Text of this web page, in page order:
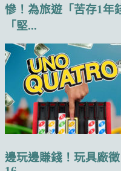
慘！為旅遊「苦存1
「堅...
邊玩邊賺錢！玩具廠